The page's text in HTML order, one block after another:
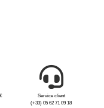
Service client
(+33) 05 62 71 09 18